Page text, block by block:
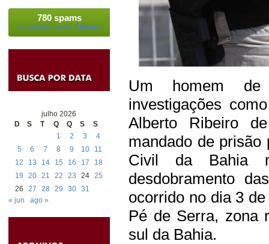
780 spams
bloqueados pelo Akismet
julho 2026
D
S T Q Q S
S
1
2 3
4
5
6 7 8 9 10
11
12
13 14 15 16 17
18
19
20 21 22 23 24 25
26
27 28 29 30 31
« jun
ago »
Um homem
investigações
Alberto Ribeiro
mandado de
Civil da Bahia
desdobramento
ocorrido no dia 3
Pé de Serra, zona
sul da Bahia.